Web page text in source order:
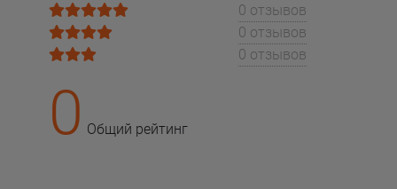
0 отзывов
0 отзывов
0 отзывов
0 Общий рейтинг